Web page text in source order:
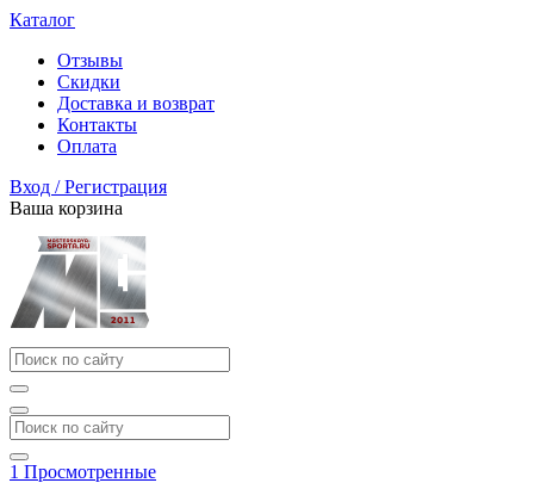
Каталог
Отзывы
Скидки
Доставка и возврат
Контакты
Оплата
Вход / Регистрация
Ваша корзина
1 Просмотренные